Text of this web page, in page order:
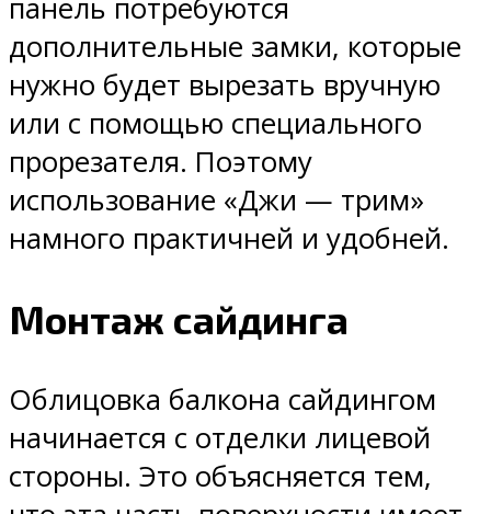
панель потребуются
дополнительные замки, которые
нужно будет вырезать вручную
или с помощью специального
прорезателя. Поэтому
использование «Джи — трим»
намного практичней и удобней.
Монтаж сайдинга
Облицовка балкона сайдингом
начинается с отделки лицевой
стороны. Это объясняется тем,